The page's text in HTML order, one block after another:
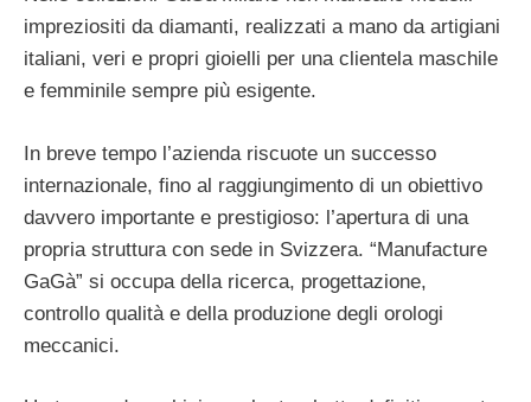
impreziositi da diamanti, realizzati a mano da artigiani
italiani, veri e propri gioielli per una clientela maschile
e femminile sempre più esigente.
In breve tempo l’azienda riscuote un successo
internazionale, fino al raggiungimento di un obiettivo
davvero importante e prestigioso: l’apertura di una
propria struttura con sede in Svizzera. “Manufacture
GaGà” si occupa della ricerca, progettazione,
controllo qualità e della produzione degli orologi
meccanici.